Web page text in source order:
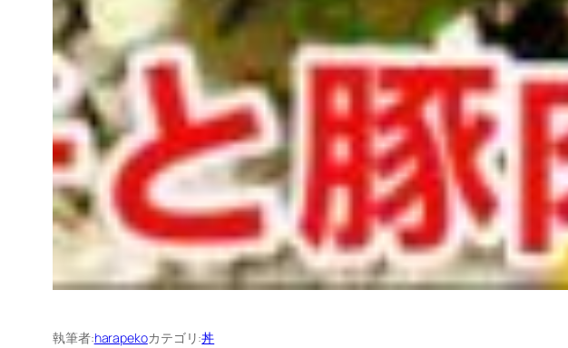
執筆者:harapekoカテゴリ:丼